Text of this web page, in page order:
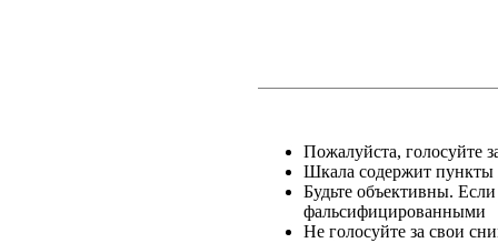
Пожалуйста, голосуйте
Шкала содержит пункты
Будьте объективны.
фальсифицированными
Не голосуйте за свои